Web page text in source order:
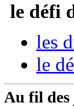
le défi
les
le
Au fil